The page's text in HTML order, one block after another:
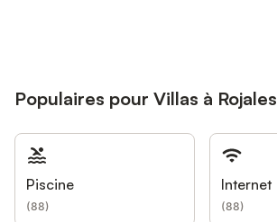
Populaires pour Villas à Rojales
Piscine
(88)
Internet
(88)